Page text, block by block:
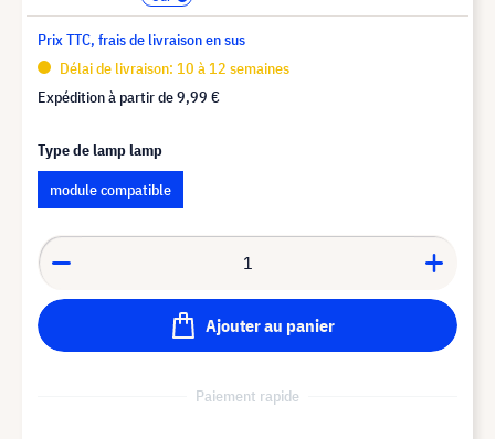
Prix TTC, frais de livraison en sus
Délai de livraison: 10 à 12 semaines
Expédition à partir de9,99 €
Type de lamp lamp
module compatible
Ajouter au panier
Paiement rapide